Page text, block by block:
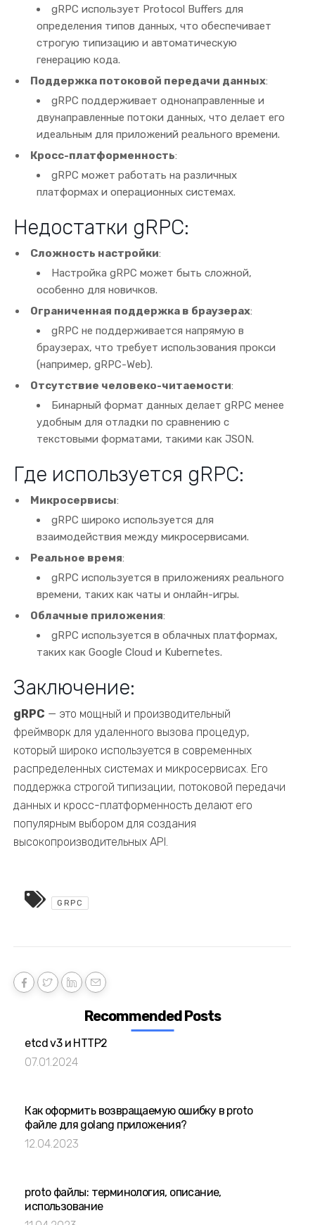
gRPC использует Protocol Buffers для
определения типов данных, что обеспечивает
строгую типизацию и автоматическую
генерацию кода.
Поддержка потоковой передачи данных:
gRPC поддерживает однонаправленные и
двунаправленные потоки данных, что делает его
идеальным для приложений реального времени.
Кросс-платформенность:
gRPC может работать на различных
платформах и операционных системах.
Недостатки gRPC:
Сложность настройки:
Настройка gRPC может быть сложной,
особенно для новичков.
Ограниченная поддержка в браузерах:
gRPC не поддерживается напрямую в
браузерах, что требует использования прокси
(например, gRPC-Web).
Отсутствие человеко-читаемости:
Бинарный формат данных делает gRPC менее
удобным для отладки по сравнению с
текстовыми форматами, такими как JSON.
Где используется gRPC:
Микросервисы:
gRPC широко используется для
взаимодействия между микросервисами.
Реальное время:
gRPC используется в приложениях реального
времени, таких как чаты и онлайн-игры.
Облачные приложения:
gRPC используется в облачных платформах,
таких как Google Cloud и Kubernetes.
Заключение:
gRPC — это мощный и производительный
фреймворк для удаленного вызова процедур,
который широко используется в современных
распределенных системах и микросервисах. Его
поддержка строгой типизации, потоковой передачи
данных и кросс-платформенность делают его
популярным выбором для создания
высокопроизводительных API.
GRPC
Recommended Posts
etcd v3 и HTTP2
07.01.2024
Как оформить возвращаемую ошибку в proto
файле для golang приложения?
12.04.2023
proto файлы: терминология, описание,
использование